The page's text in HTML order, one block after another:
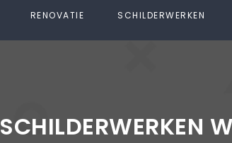
RENOVATIE SCHILDERWERKEN
SCHILDERWERKEN